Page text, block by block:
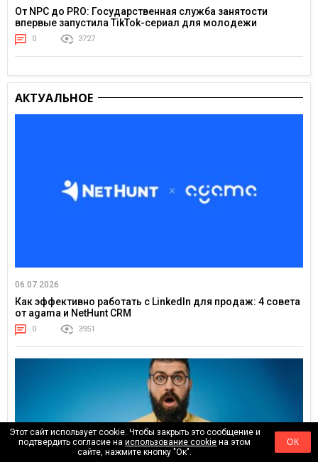
От NPC до PRO: Государственная служба занятости
впервые запустила TikTok-сериал для молодежи
0 3727
АКТУАЛЬНОЕ
06.07.2026
Как эффективно работать с LinkedIn для продаж: 4 совета
от agama и NetHunt CRM
0 3951
Этот сайт использует cookie. Чтобы закрыть это сообщение и
подтвердить согласие наиспользование cookie на этом
сайте, нажмите кнопку "Ок".
ОК